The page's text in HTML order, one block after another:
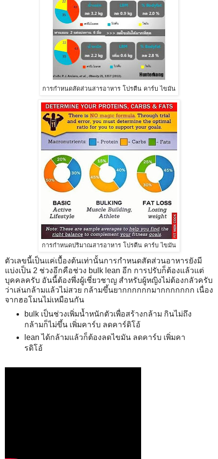
การกำหนดสัดส่วนสารอาหาร โปรตีน คาร์บ ไขมัน
การกำหนดปริมาณสารอาหาร โปรตีน คาร์บ ไขมัน
ตัวเลขนี้เป็นแค่เบื้องต้นเท่านั้นการกำหนดสัดส่วนอาหารยังมี
แบ่งเป็น 2 ช่วงอีกคือช่วง bulk lean อีก การปรับก็ต้องแล้วแต่
บุคคลครับ อันนี้ต้องพึ่งผู้เชี่ยวชาญ สำหรับผู้หญิงไม่ต้องกลัวครับ
ว่าเล่นกล้ามแล้วไม่สวย กล้ามขึ้นยากกกกกกมากกกกกกก เนื่อง
จากฮอโมนไม่เหมือนกัน
bulk เป็นช่วงเพิ่มน้ำหนักตัวเพื่อสร้างกล้าม กินไม่ถึง
กล้ามก็ไม่ขึ้น เพิ่มคาร์บ ลดคาร์ดิโอ้
lean ได้กล้ามแล้วก็ต้องลดไขมัน ลดคาร์บ เพิ่มคา
รดิโอ้